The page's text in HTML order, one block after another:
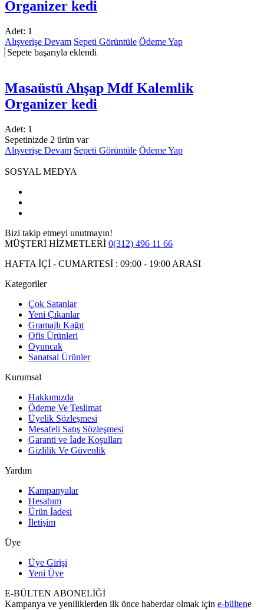
Organizer kedi
Adet: 1
Alışverişe Devam Sepeti Görüntüle Ödeme Yap
Sepete başarıyla eklendi
Masaüstü Ahşap Mdf Kalemlik
Organizer kedi
Adet: 1
Sepetinizde 2 ürün var
Alışverişe Devam Sepeti Görüntüle Ödeme Yap
SOSYAL MEDYA
Bizi takip etmeyi unutmayın!
MÜŞTERİ HİZMETLERİ 0(312) 496 11 66
HAFTA İÇİ - CUMARTESİ : 09:00 - 19:00 ARASI
Kategoriler
Çok Satanlar
Yeni Çıkanlar
Gramajlı Kağıt
Ofis Ürünleri
Oyuncak
Sanatsal Ürünler
Kurumsal
Hakkımızda
Ödeme Ve Teslimat
Üyelik Sözleşmesi
Mesafeli Satış Sözleşmesi
Garanti ve İade Koşulları
Gizlilik Ve Güvenlik
Yardım
Kampanyalar
Hesabım
Ürün İadesi
İletişim
Üye
Üye Girişi
Yeni Üye
E-BÜLTEN ABONELİĞİ
Kampanya ve yeniliklerden ilk önce haberdar olmak için e-bültene